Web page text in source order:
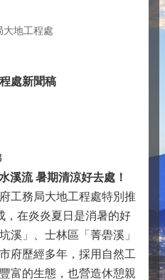
大地工程處
處新聞稿
溪流 暑期清涼好去處！
務局大地工程處特別推
，在炎炎夏日是消暑的好
溪」、士林區「菁礐溪」
府歷經多年，採用自然工
富的生態，也營造休憩親